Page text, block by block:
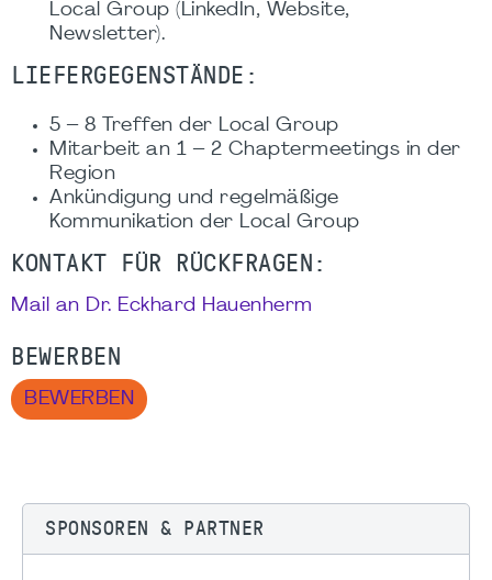
Local Group (LinkedIn, Website,
Newsletter).
LIEFERGEGENSTÄNDE:
5 – 8 Treffen der Local Group
Mitarbeit an 1 – 2 Chaptermeetings in der
Region
Ankündigung und regelmäßige
Kommunikation der Local Group
KONTAKT FÜR RÜCKFRAGEN:
Mail an Dr. Eckhard Hauenherm
BEWERBEN
BEWERBEN
SPONSOREN & PARTNER